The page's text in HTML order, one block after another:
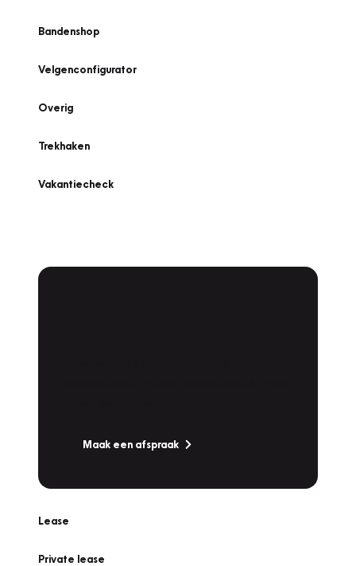
Bandenshop
Velgenconfigurator
Overig
Trekhaken
Vakantiecheck
Maak een afspraak
Lease
Private lease